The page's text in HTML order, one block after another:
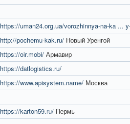
https://uman24.org.ua/vorozhinnya-na-ka ...
http://pochemu-kak.ru/ Новый Уренгой
https://oir.mobi/ Армавир
https://datlogistics.ru/
https://www.apisystem.name/ Москва
https://karton59.ru/ Пермь